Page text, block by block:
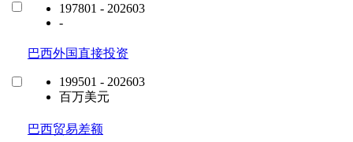
197801 - 202603
-
巴西外国直接投资
199501 - 202603
百万美元
巴西贸易差额